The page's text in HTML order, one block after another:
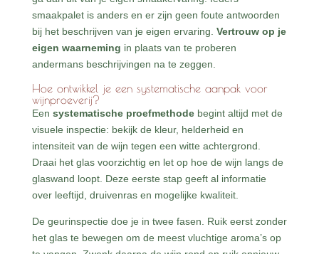
smaakpalet is anders en er zijn geen foute antwoorden
bij het beschrijven van je eigen ervaring. Vertrouw op je
eigen waarneming in plaats van te proberen
andermans beschrijvingen na te zeggen.
Hoe ontwikkel je een systematische aanpak voor
wijnproeverij?
Een systematische proefmethodebegint altijd met de
visuele inspectie: bekijk de kleur, helderheid en
intensiteit van de wijn tegen een witte achtergrond.
Draai het glas voorzichtig en let op hoe de wijn langs de
glaswand loopt. Deze eerste stap geeft al informatie
over leeftijd, druivenras en mogelijke kwaliteit.
De geurinspectie doe je in twee fasen. Ruik eerst zonder
het glas te bewegen om de meest vluchtige aroma’s op